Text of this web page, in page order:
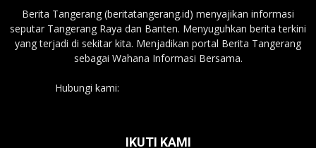
Berita Tangerang (beritatangerang.id) menyajikan informasi
seputar Tangerang Raya dan Banten. Menyuguhkan berita terkini
yang terjadi di sekitar kita. Menjadikan portal Berita Tangerang
sebagai Wahana Informasi Bersama.
Hubungi kami:
IKUTI KAMI